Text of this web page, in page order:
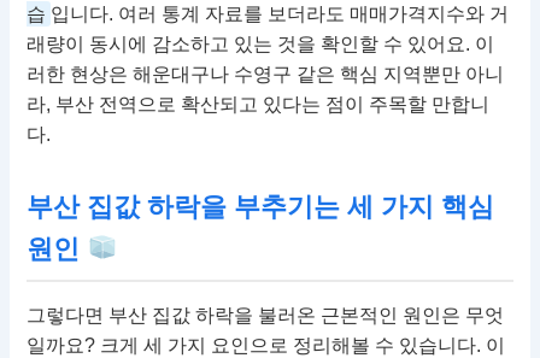
습 입니다. 여러 통계 자료를 보더라도 매매가격지수와 거
래량이 동시에 감소하고 있는 것을 확인할 수 있어요. 이
러한 현상은 해운대구나 수영구 같은 핵심 지역뿐만 아니
라, 부산 전역으로 확산되고 있다는 점이 주목할 만합니
다.
부산 집값 하락을 부추기는 세 가지 핵심
원인
그렇다면 부산 집값 하락을 불러온 근본적인 원인은 무엇
일까요? 크게 세 가지 요인으로 정리해볼 수 있습니다. 이